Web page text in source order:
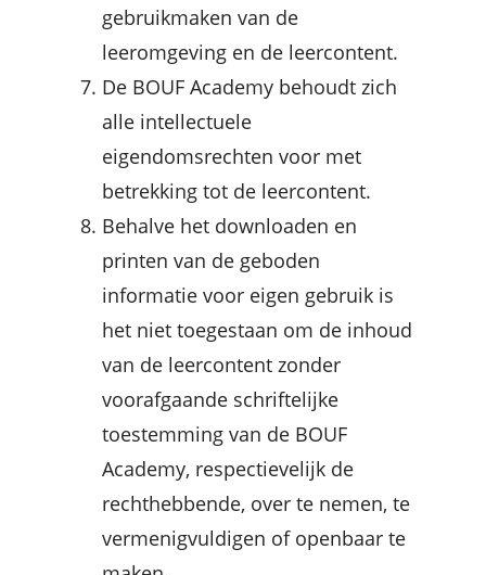
gebruikmaken van de
leeromgeving en de leercontent.
De BOUF Academy behoudt zich
alle intellectuele
eigendomsrechten voor met
betrekking tot de leercontent.
Behalve het downloaden en
printen van de geboden
informatie voor eigen gebruik is
het niet toegestaan om de inhoud
van de leercontentzonder
voorafgaande schriftelijke
toestemming van de BOUF
Academy, respectievelijk de
rechthebbende, over te nemen, te
vermenigvuldigen of openbaar te